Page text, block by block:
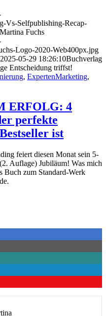
Vs-Selfpublishing-Recap-
Martina Fuchs
Logo-2020-Web400px.jpg
2025-05-29 18:26:10Buchverlag
Entscheidung triffst!
, ExpertenMarketing,
ERFOLG: 4
perfekte
ist
feiert diesen Monat sein 5-
Auflage) Jubiläum! Was mich
Buch zum Standard-Werk